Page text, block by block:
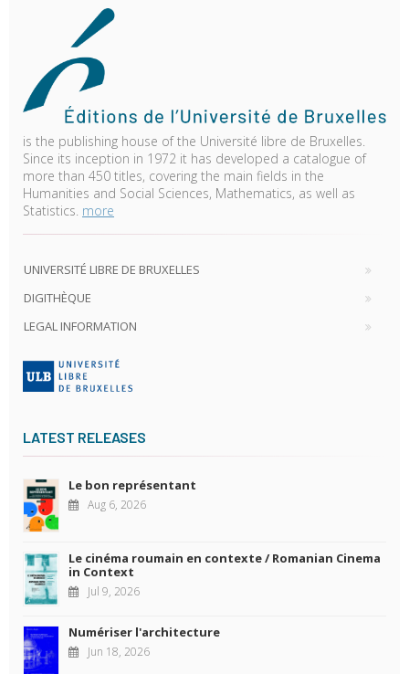
is the publishing house of the Université libre de Bruxelles.
Since its inception in 1972 it has developed a catalogue of
more than 450 titles, covering the main fields in the
Humanities and Social Sciences, Mathematics, as well as
Statistics. more
UNIVERSITÉ LIBRE DE BRUXELLES
DIGITHÈQUE
LEGAL INFORMATION
LATEST RELEASES
Le bon représentant
Aug 6, 2026
Le cinéma roumain en contexte / Romanian Cinema
in Context
Jul 9, 2026
Numériser l'architecture
Jun 18, 2026